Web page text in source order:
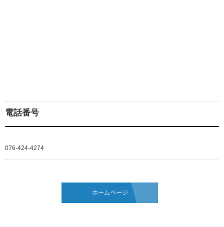
電話番号
076-424-4274
ホームページ